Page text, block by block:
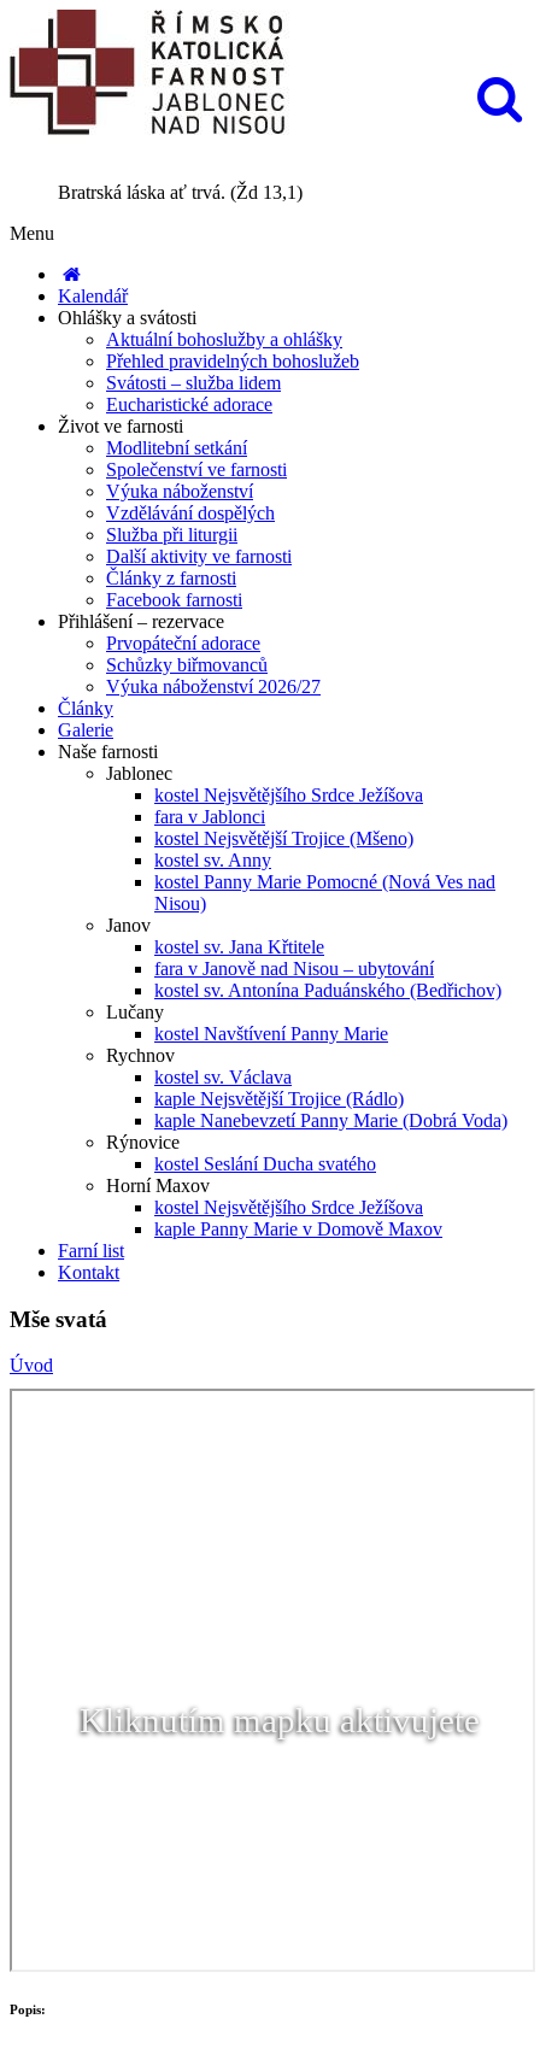
Bratrská láska ať trvá. (Žd 13,1)
Menu
Kalendář
Ohlášky a svátosti
Aktuální bohoslužby a ohlášky
Přehled pravidelných bohoslužeb
Svátosti – služba lidem
Eucharistické adorace
Život ve farnosti
Modlitební setkání
Společenství ve farnosti
Výuka náboženství
Vzdělávání dospělých
Služba při liturgii
Další aktivity ve farnosti
Články z farnosti
Facebook farnosti
Přihlášení – rezervace
Prvopáteční adorace
Schůzky biřmovanců
Výuka náboženství 2026/27
Články
Galerie
Naše farnosti
Jablonec
kostel Nejsvětějšího Srdce Ježíšova
fara v Jablonci
kostel Nejsvětější Trojice (Mšeno)
kostel sv. Anny
kostel Panny Marie Pomocné (Nová Ves nad
Nisou)
Janov
kostel sv. Jana Křtitele
fara v Janově nad Nisou – ubytování
kostel sv. Antonína Paduánského (Bedřichov)
Lučany
kostel Navštívení Panny Marie
Rychnov
kostel sv. Václava
kaple Nejsvětější Trojice (Rádlo)
kaple Nanebevzetí Panny Marie (Dobrá Voda)
Rýnovice
kostel Seslání Ducha svatého
Horní Maxov
kostel Nejsvětějšího Srdce Ježíšova
kaple Panny Marie v Domově Maxov
Farní list
Kontakt
Mše svatá
Úvod
Kliknutím mapku aktivujete
Popis: